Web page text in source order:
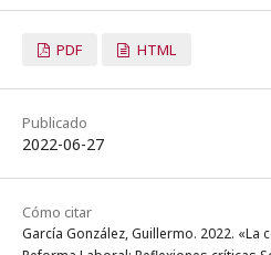
PDF HTML
Publicado
2022-06-27
Cómo citar
García González, Guillermo. 2022. «La